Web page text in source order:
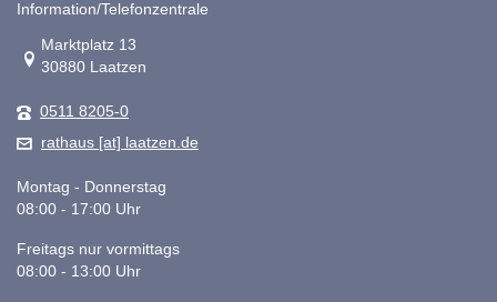
Information/Telefonzentrale
Link zur Google-Maps Navigation
Marktplatz 13
30880 Laatzen
0511 8205-0
rathaus [at] laatzen.de
Montag - Donnerstag
08:00 - 17:00 Uhr
Freitags nur vormittags
08:00 - 13:00 Uhr